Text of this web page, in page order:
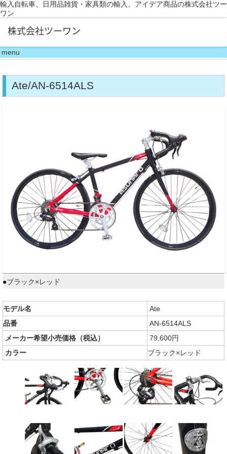
輸入自転車、日用品雑貨・家具類の輸入、アイデア商品の株式会社ツー
ワン
menu
Ate/AN-6514ALS
●ブラック×レッド
モデル名
Ate
品番
AN-6514ALS
メーカー希望小売価格（税込）
79,600円
カラー
ブラック×レッド